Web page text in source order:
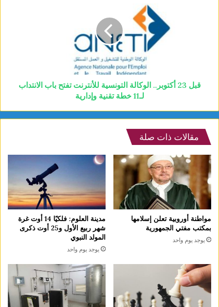
قبل 23 أكتوبر.. الوكالة التونسية للأنترنت تفتح باب الانتداب
لـ11 خطة تقنية وإدارية
مقالات ذات صلة
مواطنة أوروبية تعلن إسلامها
بمكتب مفتي الجمهورية
يوجد يوم واحد
مدينة العلوم: فلكيًا 14 أوت غرة
شهر ربيع الأول و25 أوت ذكرى
المولد النبوي
يوجد يوم واحد